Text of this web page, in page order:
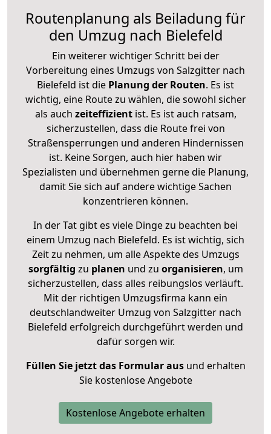
Routenplanung als Beiladung für
den Umzug nach Bielefeld
Ein weiterer wichtiger Schritt bei der
Vorbereitung eines Umzugs von Salzgitter nach
Bielefeld ist die Planung der Routen. Es ist
wichtig, eine Route zu wählen, die sowohl sicher
als auch zeiteffizientist. Es ist auch ratsam,
sicherzustellen, dass die Route frei von
Straßensperrungen und anderen Hindernissen
ist. Keine Sorgen, auch hier haben wir
Spezialisten und übernehmen gerne die Planung,
damit Sie sich auf andere wichtige Sachen
konzentrieren können.
In der Tat gibt es viele Dinge zu beachten bei
einem Umzug nach Bielefeld. Es ist wichtig, sich
Zeit zu nehmen, um alle Aspekte des Umzugs
sorgfältig zu planen und zu organisieren, um
sicherzustellen, dass alles reibungslos verläuft.
Mit der richtigen Umzugsfirma kann ein
deutschlandweiter Umzug von Salzgitter nach
Bielefeld erfolgreich durchgeführt werden und
dafür sorgen wir.
Füllen Sie jetzt das Formular ausund erhalten
Sie kostenlose Angebote
Kostenlose Angebote erhalten